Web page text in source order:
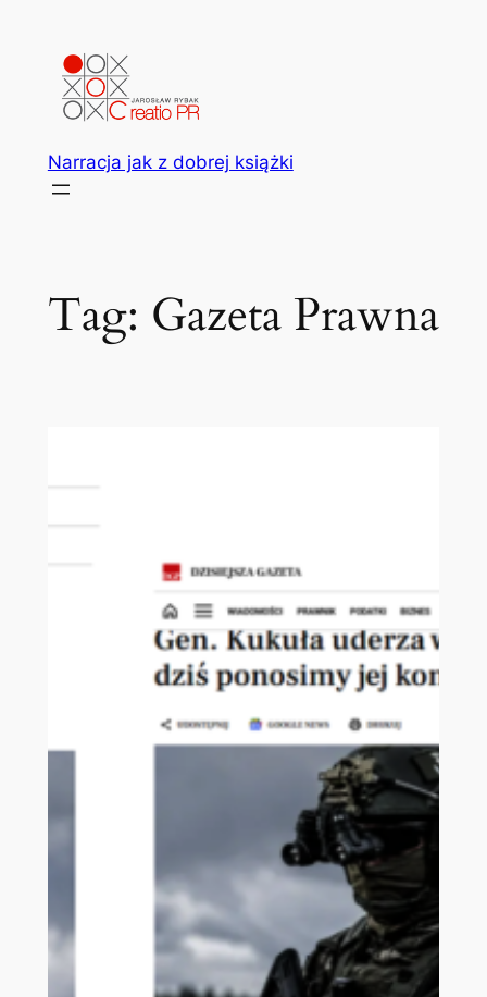
Narracja jak z dobrej książki
Tag: Gazeta Prawna